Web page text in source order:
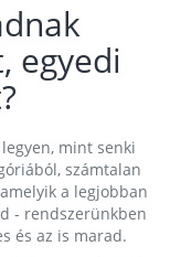
egyedi
mint senki
számtalan
a legjobban
- rendszerünkben
és az is marad.